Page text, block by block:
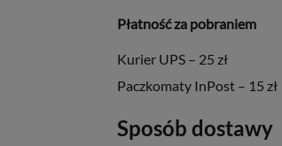
Płatność za pobraniem
Kurier UPS – 25 zł
Paczkomaty InPost – 15 zł
Sposób dostawy